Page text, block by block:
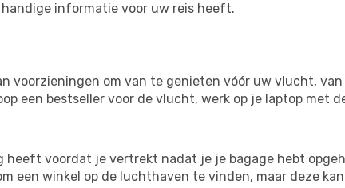
informatie voor uw reis heeft.
voorzieningen om van te genieten vóór uw vlucht,
een bestseller voor de vlucht, werk op je laptop met
voordat je vertrekt nadat je je bagage hebt
een ​​winkel op de luchthaven te vinden, maar deze